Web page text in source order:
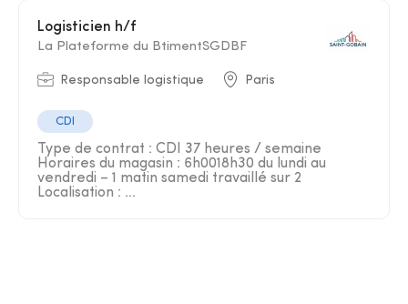
Logisticien h/f
La Plateforme du BtimentSGDBF
Responsable logistique Paris
CDI
Type de contrat : CDI 37 heures / semaine
Horaires du magasin : 6h0018h30 du lundi au
vendredi – 1 matin samedi travaillé sur 2
Localisation : ...